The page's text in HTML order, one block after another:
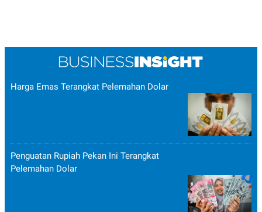
Harga Emas Terangkat Pelemahan Dolar
Penguatan Rupiah Pekan Ini Terangkat
Pelemahan Dolar